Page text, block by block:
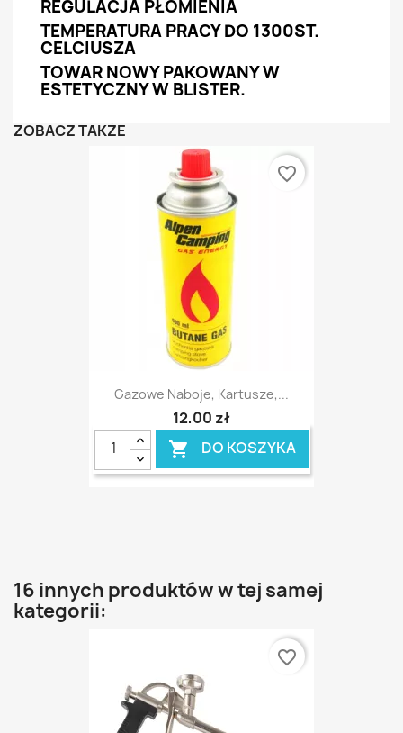
REGULACJA PŁOMIENIA
TEMPERATURA PRACY DO 1300ST.
CELCIUSZA
TOWAR NOWY PAKOWANY W
ESTETYCZNY W BLISTER.
ZOBACZ TAKŻE
Gazowe Naboje, Kartusze,...
12,00 zł
 DO KOSZYKA
favorite_border
16 innych produktów w tej samej
kategorii:
favorite_border